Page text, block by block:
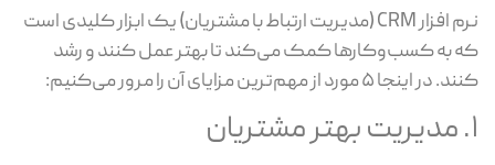
نرم افزار CRM (مدیریت ارتباط با مشتریان) یک ابزار کلیدی است
که به کسب‌وکارها کمک می‌کند تا بهتر عمل کنند و رشد
کنند. در اینجا ۵ مورد از مهم‌ترین مزایای آن را مرور می‌کنیم:
۱. مدیریت بهتر مشتریان